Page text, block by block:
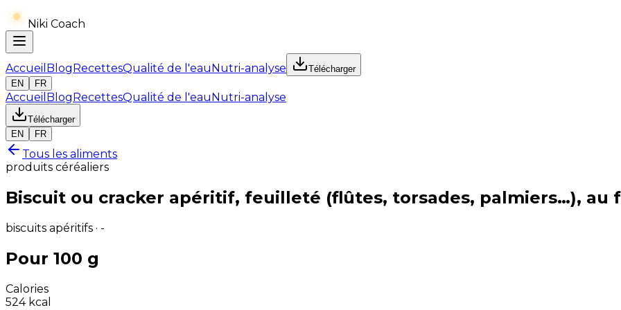
Niki Coach
Accueil BlogRecettesQualité de l'eauNutri-analyse
Télécharger
EN
FR
Accueil BlogRecettesQualité de l'eauNutri-analyse
Télécharger
EN
FR
Tous les aliments
produits céréaliers
Biscuit ou cracker apéritif, feuilleté (flûtes, torsades, palmiers…), au
biscuits apéritifs · -
Pour 100 g
Calories
524 kcal